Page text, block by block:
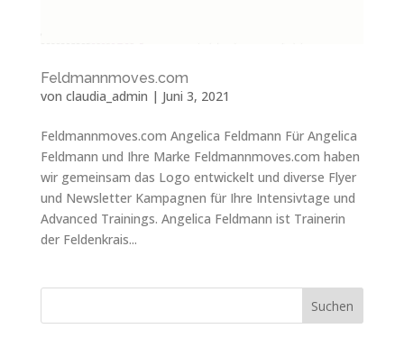
Feldmannmoves.com
von claudia_admin | Juni 3, 2021
Feldmannmoves.com Angelica Feldmann Für Angelica
Feldmann und Ihre Marke Feldmannmoves.com haben
wir gemeinsam das Logo entwickelt und diverse Flyer
und Newsletter Kampagnen für Ihre Intensivtage und
Advanced Trainings. Angelica Feldmann ist Trainerin
der Feldenkrais...